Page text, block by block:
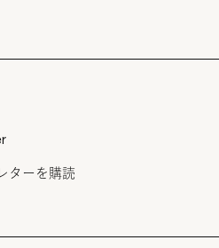
ターを購読